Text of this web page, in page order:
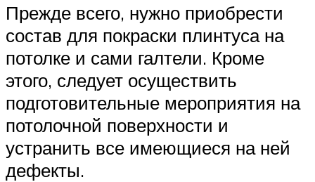
Прежде всего, нужно приобрести
состав для покраски плинтуса на
потолке и сами галтели. Кроме
этого, следует осуществить
подготовительные мероприятия на
потолочной поверхности и
устранить все имеющиеся на ней
дефекты.